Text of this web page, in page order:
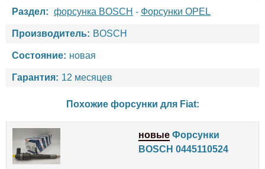
Раздел: форсунка BOSCH - Форсунки OPEL
Производитель: BOSCH
Состояние: новая
Гарантия: 12 месяцев
Похожие форсунки для Fiat:
новые Форсунки
BOSCH 0445110524